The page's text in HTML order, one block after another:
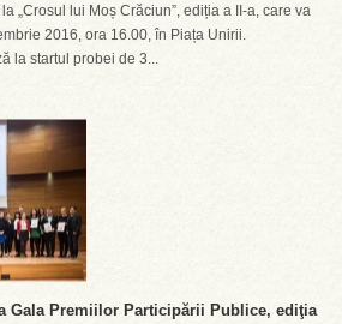
„Crosul lui Moș Crăciun”, ediția a II-a, care va
2016, ora 16.00, în Piața Unirii.
la startul probei de 3...
Gala Premiilor Participării Publice, ediţia